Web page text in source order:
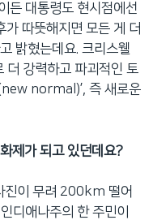
든 대통령도 현시점에선
가 따뜻해지면 모든 게 더
밝혔는데요. 크리스웰
더 강력하고 파괴적인 토
normal)’, 즉 새로운
제가 되고 있던데요?
진이 무려 200km 떨어
디애나주의 한 주민이